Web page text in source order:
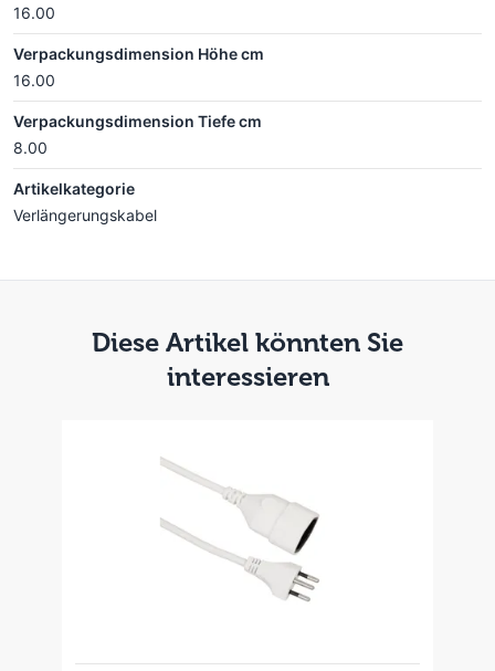
16.00
Verpackungsdimension Höhe cm
16.00
Verpackungsdimension Tiefe cm
8.00
Artikelkategorie
Verlängerungskabel
Diese Artikel könnten Sie
interessieren